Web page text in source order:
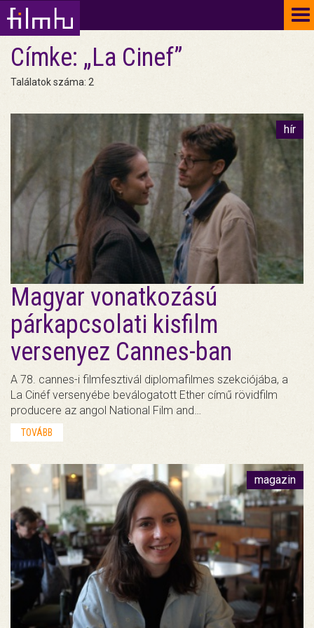
Címke: „La Cinef”
Találatok száma: 2
hír
Magyar vonatkozású
párkapcsolati kisfilm
versenyez Cannes-ban
A 78. cannes-i filmfesztivál diplomafilmes szekciójába, a
La Cinéf versenyébe beválogatott Ether című rövidfilm
producere az angol National Film and…
TOVÁBB
magazin